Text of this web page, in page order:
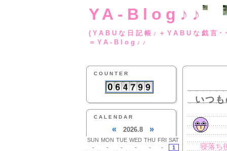
YA-Blog♪♪
(YABUな日記帳♪
＝YA-Blog♪♪
COUNTER
CALENDAR
« 2026.8 »
SUN MON TUE WED THU FRI SAT
-
- - - - -
1
いつ
寝落ち